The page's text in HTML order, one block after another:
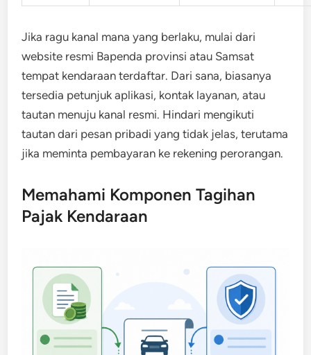
Jika ragu kanal mana yang berlaku, mulai dari
website resmi Bapenda provinsi atau Samsat
tempat kendaraan terdaftar. Dari sana, biasanya
tersedia petunjuk aplikasi, kontak layanan, atau
tautan menuju kanal resmi. Hindari mengikuti
tautan dari pesan pribadi yang tidak jelas, terutama
jika meminta pembayaran ke rekening perorangan.
Memahami Komponen Tagihan
Pajak Kendaraan